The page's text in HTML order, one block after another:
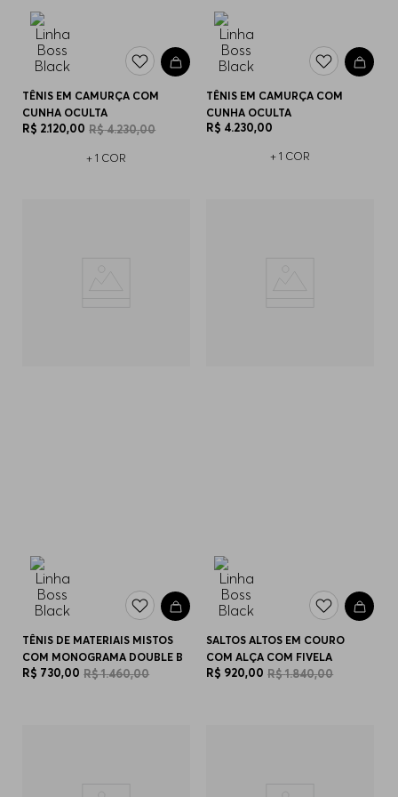
TÊNIS EM CAMURÇA COM
CUNHA OCULTA
R$ 2.120,00 R$4.230,00
+ 1 COR
TÊNIS EM CAMURÇA COM
CUNHA OCULTA
R$ 4.230,00
+ 1 COR
TÊNIS DE MATERIAIS MISTOS
COM MONOGRAMA DOUBLE B
R$ 730,00 R$1.460,00
SALTOS ALTOS EM COURO
COM ALÇA COM FIVELA
R$ 920,00 R$1.840,00